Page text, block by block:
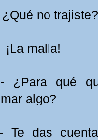
no trajiste?
malla!
¿Para qué
algo?
Te das